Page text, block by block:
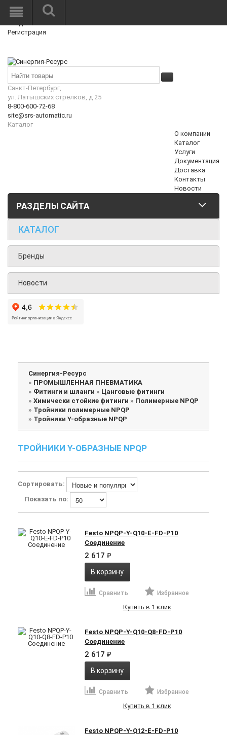
Режим работы: Пн—Пт: 10:00—18:00
Регистрация
Санкт-Петербург,
ул. Латышских стрелков, д 25
8-800-600-72-68
site@srs-automatic.ru
Каталог
О компании
Каталог
Услуги
Документация
Доставка
Контакты
Новости
РАЗДЕЛЫ САЙТА
КАТАЛОГ
Бренды
Новости
Синергия-Ресурс
» ПРОМЫШЛЕННАЯ ПНЕВМАТИКА
» Фитинги и шланги » Цанговые фитинги
» Химически стойкие фитинги » Полимерные NPQP
» Тройники полимерные NPQP
» Тройники Y-образные NPQP
ТРОЙНИКИ Y-ОБРАЗНЫЕ NPQP
Сортировать:
Показать по:
Festo NPQP-Y-Q10-E-FD-P10
Соединение
2 617₽
В корзину
Сравнить Избранное
Купить в 1 клик
Festo NPQP-Y-Q10-Q8-FD-P10
Соединение
2 617₽
В корзину
Сравнить Избранное
Купить в 1 клик
Festo NPQP-Y-Q12-E-FD-P10